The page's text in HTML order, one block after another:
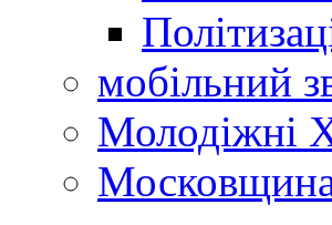
мобільний
Молодіжні